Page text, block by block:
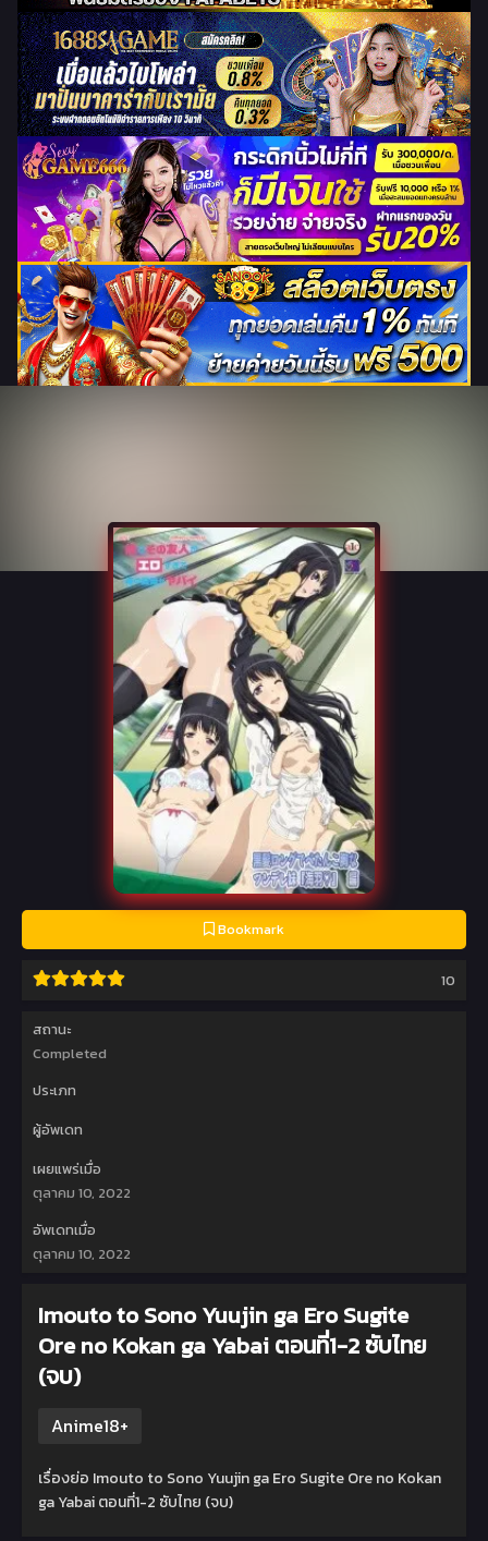
Bookmark
10
สถานะ
Completed
ประเภท
ผู้อัพเดท
เผยแพร่เมื่อ
ตุลาคม 10, 2022
อัพเดทเมื่อ
ตุลาคม 10, 2022
Imouto to Sono Yuujin ga Ero Sugite
Ore no Kokan ga Yabai ตอนที่1-2 ซับไทย
(จบ)
Anime18+
เรื่องย่อ Imouto to Sono Yuujin ga Ero Sugite Ore no Kokan
ga Yabai ตอนที่1-2 ซับไทย (จบ)